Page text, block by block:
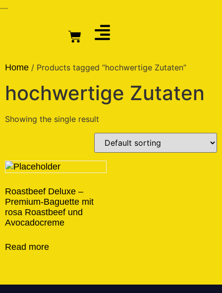
....
Home / Products tagged “hochwertige Zutaten”
hochwertige Zutaten
Showing the single result
Roastbeef Deluxe –
Premium-Baguette mit
rosa Roastbeef und
Avocadocreme
Read more